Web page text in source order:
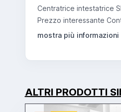
Centratrice intestatrice
Prezzo interessante
ALTRI PRODOTTI